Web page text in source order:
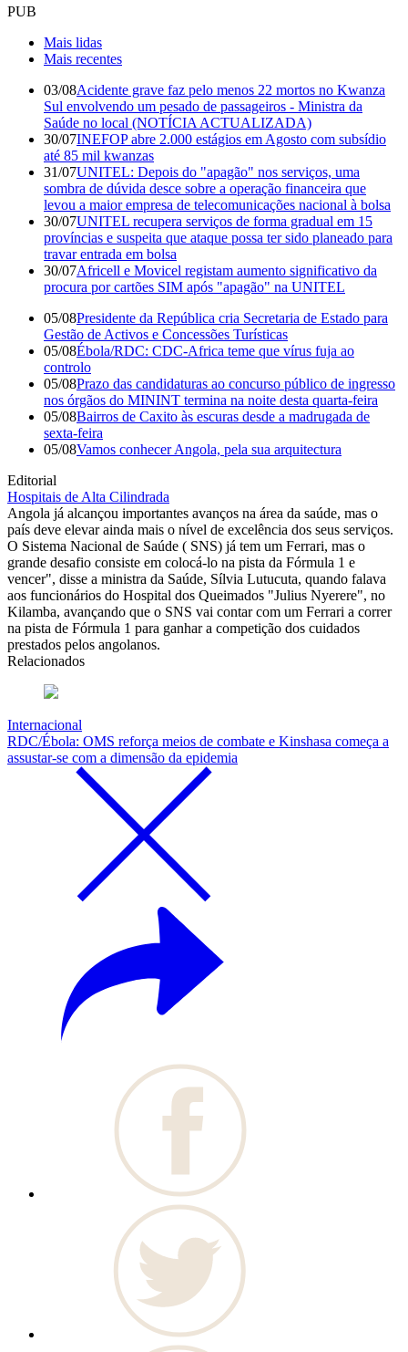
PUB
Mais lidas
Mais recentes
03/08Acidente grave faz pelo menos 22 mortos no Kwanza
Sul envolvendo um pesado de passageiros - Ministra da
Saúde no local (NOTÍCIA ACTUALIZADA)
30/07INEFOP abre 2.000 estágios em Agosto com subsídio
até 85 mil kwanzas
31/07UNITEL: Depois do "apagão" nos serviços, uma
sombra de dúvida desce sobre a operação financeira que
levou a maior empresa de telecomunicações nacional à bolsa
30/07UNITEL recupera serviços de forma gradual em 15
províncias e suspeita que ataque possa ter sido planeado para
travar entrada em bolsa
30/07Africell e Movicel registam aumento significativo da
procura por cartões SIM após "apagão" na UNITEL
05/08Presidente da República cria Secretaria de Estado para
Gestão de Activos e Concessões Turísticas
05/08Ébola/RDC: CDC-Africa teme que vírus fuja ao
controlo
05/08Prazo das candidaturas ao concurso público de ingresso
nos órgãos do MININT termina na noite desta quarta-feira
05/08Bairros de Caxito às escuras desde a madrugada de
sexta-feira
05/08Vamos conhecer Angola, pela sua arquitectura
Editorial
Hospitais de Alta Cilindrada
Angola já alcançou importantes avanços na área da saúde, mas o
país deve elevar ainda mais o nível de excelência dos seus serviços.
O Sistema Nacional de Saúde ( SNS) já tem um Ferrari, mas o
grande desafio consiste em colocá-lo na pista da Fórmula 1 e
vencer", disse a ministra da Saúde, Sílvia Lutucuta, quando falava
aos funcionários do Hospital dos Queimados "Julius Nyerere", no
Kilamba, avançando que o SNS vai contar com um Ferrari a correr
na pista de Fórmula 1 para ganhar a competição dos cuidados
prestados pelos angolanos.
Relacionados
Internacional
RDC/Ébola: OMS reforça meios de combate e Kinshasa começa a
assustar-se com a dimensão da epidemia